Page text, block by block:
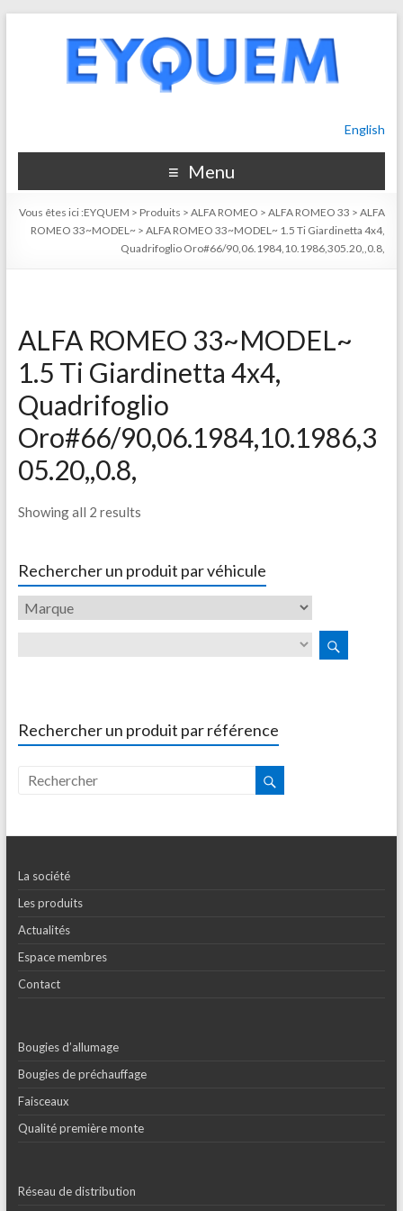
English
Menu
Vous êtes ici :EYQUEM > Produits >ALFA ROMEO >ALFA ROMEO 33 >ALFA
ROMEO 33~MODEL~ >ALFA ROMEO 33~MODEL~ 1.5 Ti Giardinetta 4x4,
Quadrifoglio Oro#66/90,06.1984,10.1986,305.20,,0.8,
ALFA ROMEO 33~MODEL~
1.5 Ti Giardinetta 4x4,
Quadrifoglio
Oro#66/90,06.1984,10.1986,3
05.20,,0.8,
Showing all 2 results
Rechercher un produit par véhicule
Rechercher un produit par référence
La société
Les produits
Actualités
Espace membres
Contact
Bougies d’allumage
Bougies de préchauffage
Faisceaux
Qualité première monte
Réseau de distribution